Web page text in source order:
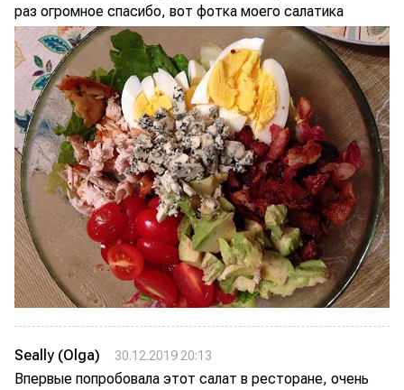
раз огромное спасибо, вот фотка моего салатика
Seally (Olga) 30.12.2019 20:13
Впервые попробовала этот салат в ресторане, очень